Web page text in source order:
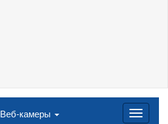
Веб-камеры